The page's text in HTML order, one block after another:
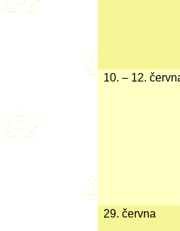
10. – 12.
29. června